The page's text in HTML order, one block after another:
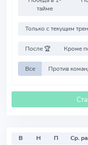
тайме
Только с текущим
После 🏆 Кроме
Все
В Н П Ср.